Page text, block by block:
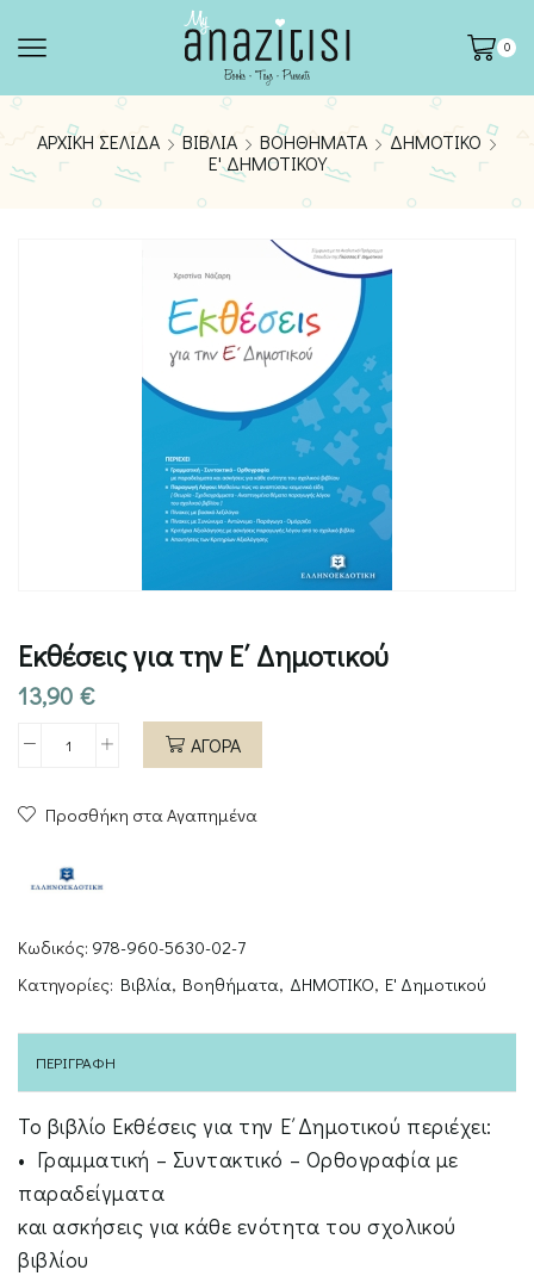
0
ΑΡΧΙΚΉ ΣΕΛΊΔΑ ΒΙΒΛΊΑ ΒΟΗΘΉΜΑΤΑ
ΔΗΜΟΤΙΚΟ
Ε' ΔΗΜΟΤΙΚΟΎ
Εκθέσεις για την Ε΄ Δημοτικού
13,90 €
Εκθέσεις
την
Δημοτικού
ΑΓΟΡΑ
Προσθήκη στα Αγαπημένα
Κωδικός: 978-960-5630-02-7
Κατηγορίες: Βιβλία, Βοηθήματα, ΔΗΜΟΤΙΚΟ, Ε' Δημοτικού
ΠΕΡΙΓΡΑΦΉ
Το βιβλίο Εκθέσεις για την Ε΄Δημοτικού περιέχει:
• Γραμματική – Συντακτικό – Ορθογραφία με
παραδείγματα
και ασκήσεις για κάθε ενότητα του σχολικού
βιβλίου